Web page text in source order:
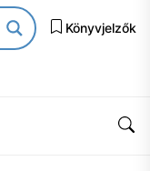
Könyvjelzők